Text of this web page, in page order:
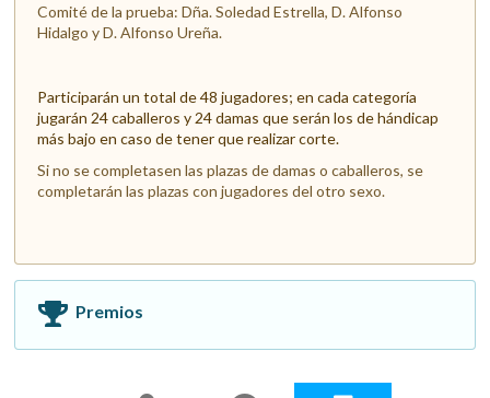
Comité de la prueba: Dña. Soledad Estrella, D. Alfonso
Hidalgo y D. Alfonso Ureña.
Participarán un total de 48 jugadores; en cada categoría
jugarán 24 caballeros y 24 damas que serán los de hándicap
más bajo en caso de tener que realizar corte.
Si no se completasen las plazas de damas o caballeros, se
completarán las plazas con jugadores del otro sexo.
Premios